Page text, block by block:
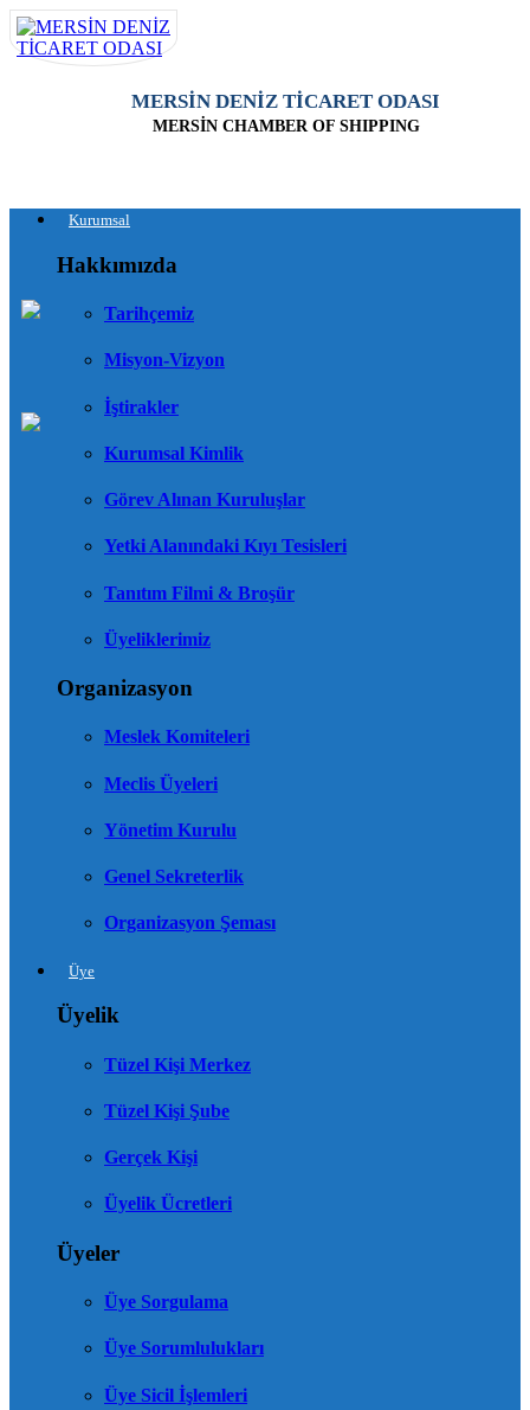
MERSİN DENİZ TİCARET ODASI
MERSİN CHAMBER OF SHIPPING
Kurumsal
Hakkımızda
Tarihçemiz
Misyon-Vizyon
İştirakler
Kurumsal Kimlik
Görev Alınan Kuruluşlar
Yetki Alanındaki Kıyı Tesisleri
Tanıtım Filmi & Broşür
Üyeliklerimiz
Organizasyon
Meslek Komiteleri
Meclis Üyeleri
Yönetim Kurulu
Genel Sekreterlik
Organizasyon Şeması
Üye
Üyelik
Tüzel Kişi Merkez
Tüzel Kişi Şube
Gerçek Kişi
Üyelik Ücretleri
Üyeler
Üye Sorgulama
Üye Sorumlulukları
Üye Sicil İşlemleri